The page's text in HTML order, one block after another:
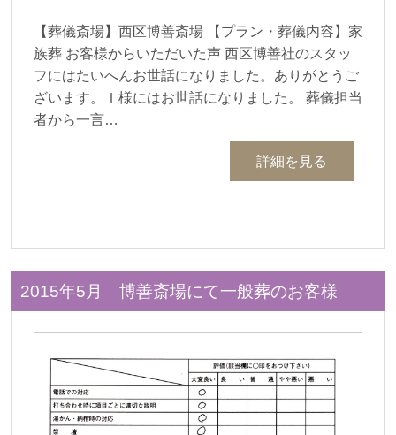
【葬儀斎場】西区博善斎場 【プラン・葬儀内容】家
族葬 お客様からいただいた声 西区博善社のスタッ
フにはたいへんお世話になりました。ありがとうご
ざいます。Ｉ様にはお世話になりました。 葬儀担当
者から一言…
詳細を見る
2015年5月 博善斎場にて一般葬のお客様